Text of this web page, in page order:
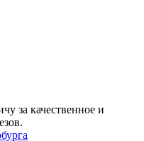
за качественное и